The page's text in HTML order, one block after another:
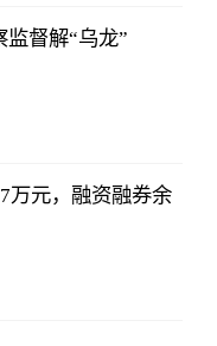
督解“乌龙”
万元，融资融券余